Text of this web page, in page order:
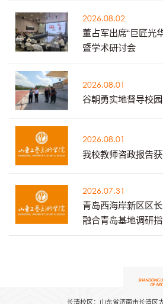
2026.08.02
董占军出席“巨匠光
暨学术研讨会
2026.08.01
谷朝勇实地督导校
2026.08.01
我校教师咨政报告
2026.07.31
青岛西海岸新区区
融合青岛基地调研
长清校区：山东省济南市长清区